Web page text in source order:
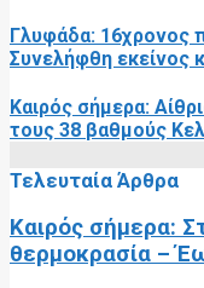
Γλυφάδα: 16χρονος
Συνελήφθη εκείνος
Καιρός σήμερα:
τους 38 βαθμούς
Τελευταία Άρθρα
Καιρός σήμερα:
θερμοκρασία –